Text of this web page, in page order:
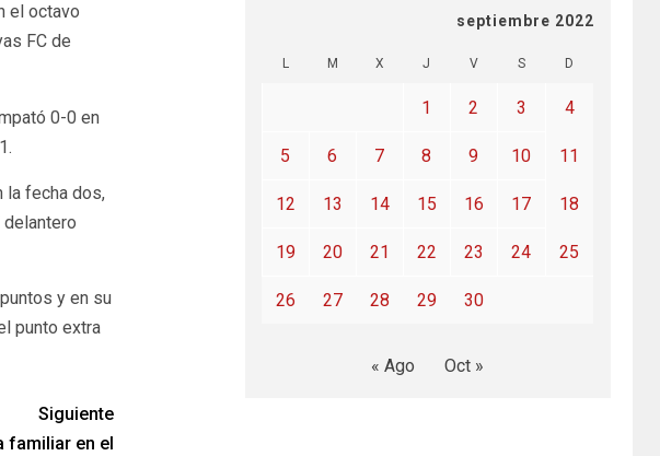
el octavo
FC de
0-0 en
la fecha dos,
y en su
punto extra
Siguiente
familiar en el
septiembre 2022
L M X J V S D
1 2 3 4
5 6 7 8 9 10 11
12 13 14 15 16 17 18
19 20 21 22 23 24 25
26 27 28 29 30
« Ago Oct »